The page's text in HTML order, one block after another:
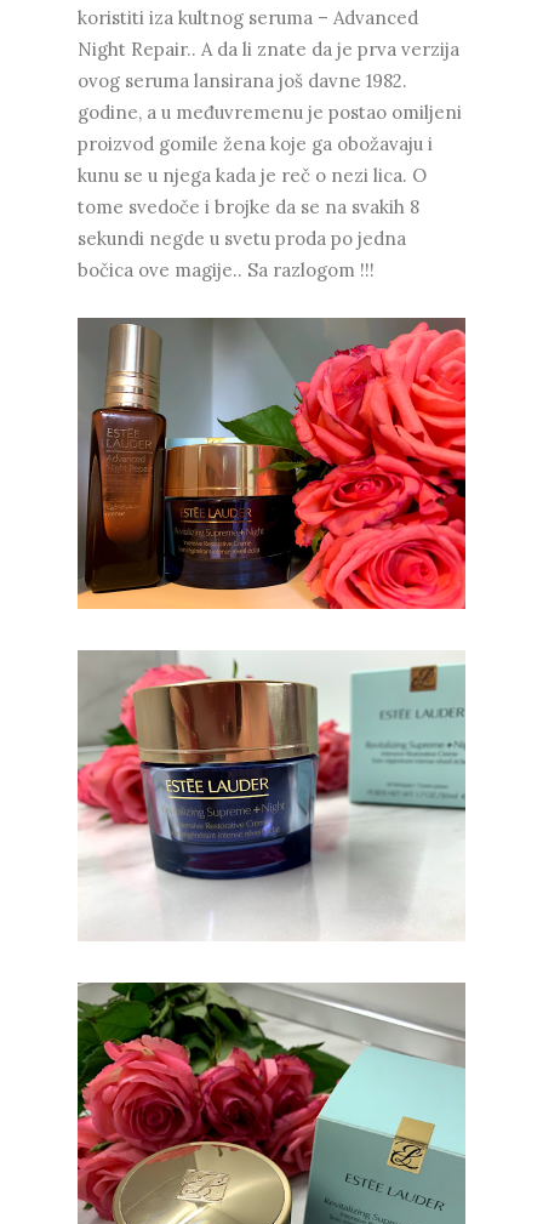
koristiti iza kultnog seruma – Advanced
Night Repair.. A da li znate da je prva verzija
ovog seruma lansirana još davne 1982.
godine, a u međuvremenu je postao omiljeni
proizvod gomile žena koje ga obožavaju i
kunu se u njega kada je reč o nezi lica. O
tome svedoče i brojke da se na svakih 8
sekundi negde u svetu proda po jedna
bočica ove magije.. Sa razlogom !!!